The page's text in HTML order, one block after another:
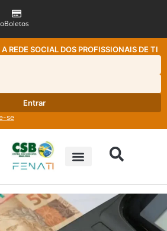
Boletos
A REDE SOCIAL DOS PROFISSIONAIS DE TI
Entrar
se